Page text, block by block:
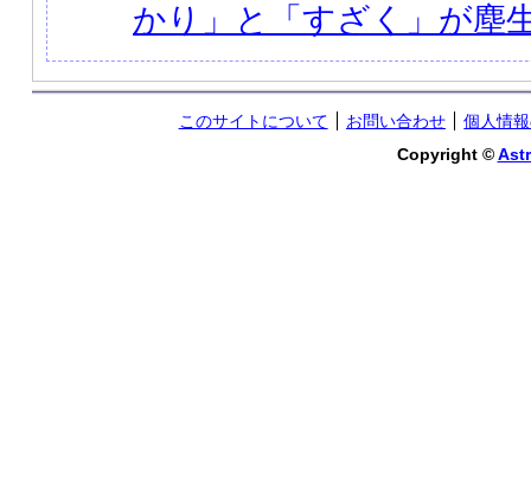
かり」と「すざく」が塵
このサイトについて お問い合わせ
個人情
Copyright ©